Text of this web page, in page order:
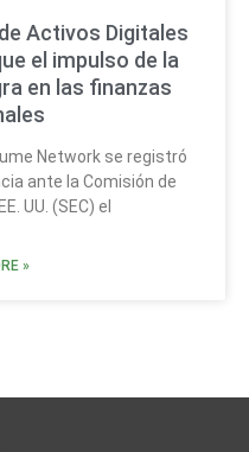
Activos Digitales
el impulso de la
en las finanzas
Network se registró
ante la Comisión de
UU. (SEC) el
»